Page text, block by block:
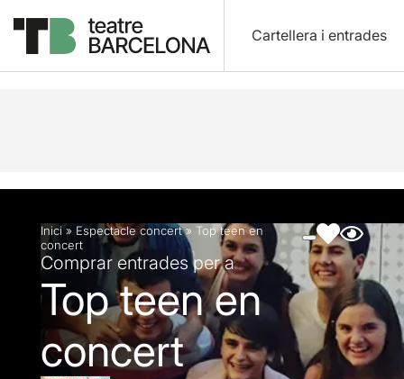
Cartellera i entrades
Descripció Fitxa artística Fotos i vídeos
Inici» Espectacle concert» Top teen en
concert
Comprar entrades per a
Top teen en
concert